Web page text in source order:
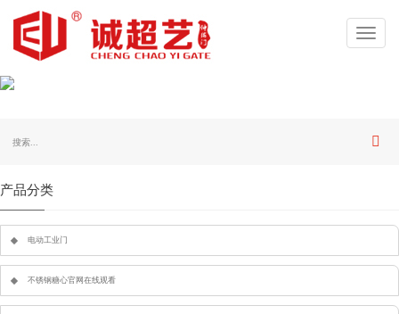
产品分类
电动工业门
不锈钢糖心官网在线观看